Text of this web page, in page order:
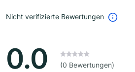
Nicht verifizierte Bewertungen
0.0 (0 Bewertungen)